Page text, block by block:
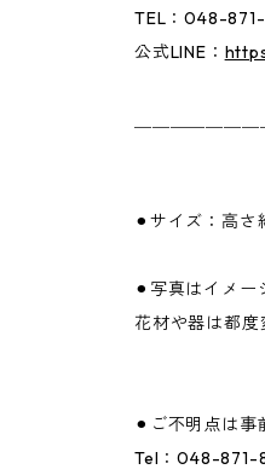
TEL：048-
公式LINE：
⚫︎サイズ：高
⚫︎写真はイメー
花材や器は都度
⚫︎ご不明点は事
Tel：048-871-